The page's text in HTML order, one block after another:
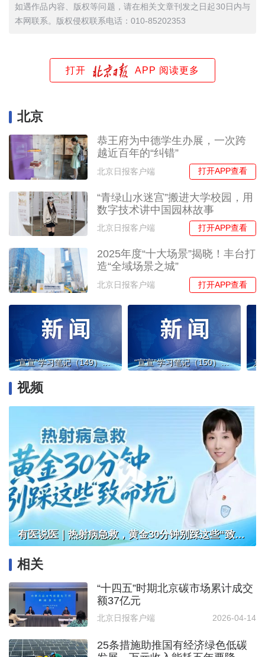
如遇作品内容、版权等问题，请在相关文章刊发之日起30日内与
本网联系。版权侵权联系电话：010-85202353
打开 APP 阅读更多
北京
恭王府为中德学生办展，一次跨
越近百年的“纠错”
北京日报客户端 打开APP查看
“青绿山水迷宫”搬进大学校园，用
数字技术讲中国园林故事
北京日报客户端 打开APP查看
2025年度“十大场景”揭晓！丰台打
造“全域场景之城”
北京日报客户端 打开APP查看
“宣宣”学习笔记（149）丨深刻理解守正创新的科学内涵和重大意义 “宣宣”学习笔记（150）丨树立和践行正确政绩观
视频
有医说医｜热射病急救，黄金30分钟别踩这些“致命坑”
相关
“十四五”时期北京碳市场累计成交
额37亿元
北京日报客户端 2026-04-14
25条措施助推国有经济绿色低碳